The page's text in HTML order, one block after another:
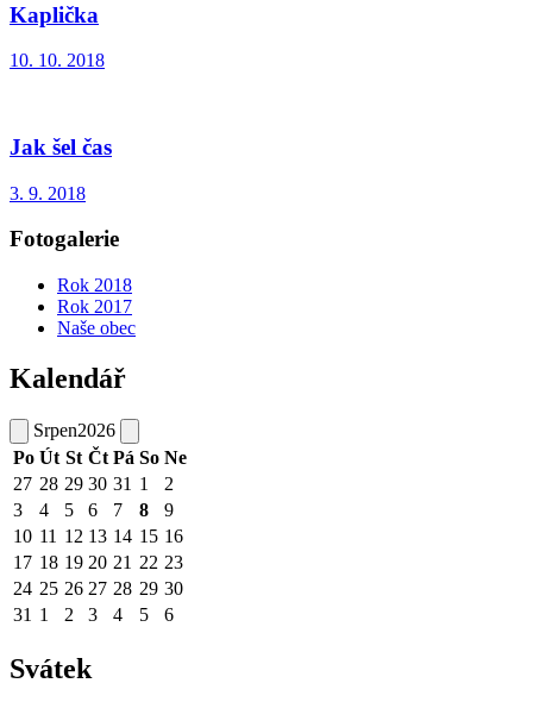
Kaplička
10. 10. 2018
Jak šel čas
3. 9. 2018
Fotogalerie
Rok 2018
Rok 2017
Naše obec
Kalendář
Srpen2026
Po Út St Čt Pá So Ne
27 28 29 30 31 1
2
3
4 5 6 7 8
9
10 11 12 13 14 15 16
17 18 19 20 21 22 23
24 25 26 27 28 29 30
31 1 2 3 4 5 6
Svátek